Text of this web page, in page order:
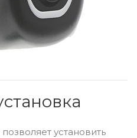
установить